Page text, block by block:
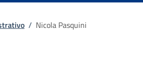
/ Nicola Pasquini